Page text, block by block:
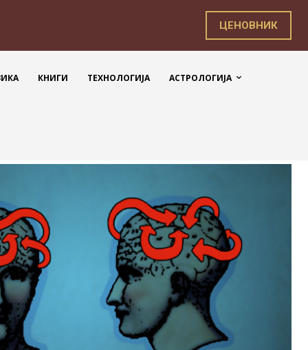
ЦЕНОВНИК
КНИГИ ТЕХНОЛОГИЈА АСТРОЛОГИЈА